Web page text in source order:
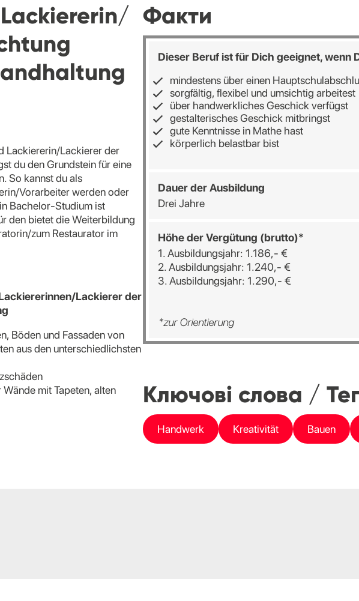
Lackiererin/Lackierer der
du den Grundstein für eine
So kannst du als
Vorarbeiter werden oder
Bachelor-Studium ist
den bietet die Weiterbildung
zum Restaurator im
Lackierer der
Böden und Fassaden von
aus den unterschiedlichsten
mit Tapeten, alten
Факти
Dieser Beruf ist für Dich geeignet, wenn
mindestens über einen
sorgfältig, flexibel und umsichtig arbeitest
über handwerkliches Geschick verfügst
gestalterisches Geschick mitbringst
gute Kenntnisse in Mathe hast
körperlich belastbar bist
Dauer der Ausbildung
Drei Jahre
Höhe der Vergütung (brutto)*
1. Ausbildungsjahr: 1.186,- €
2. Ausbildungsjahr: 1.240,- €
3. Ausbildungsjahr: 1.290,- €
*zur Orientierung
Ключові слова /
Handwerk Kreativität Bauen